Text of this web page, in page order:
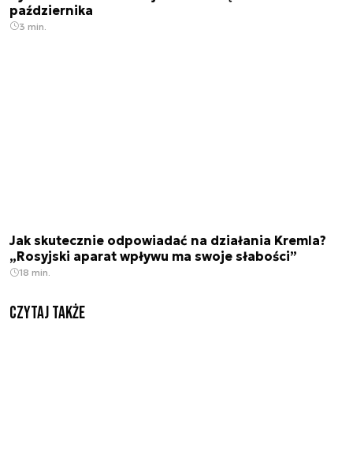
października
3 min.
Jak skutecznie odpowiadać na działania Kremla?
„Rosyjski aparat wpływu ma swoje słabości”
18 min.
Czytaj także